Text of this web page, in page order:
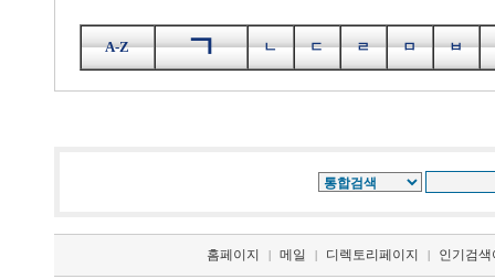
A-Z ㄱ ㄴ ㄷ ㄹ ㅁ ㅂ
홈페이지 | 메일 | 디렉토리페이지 | 인기검색